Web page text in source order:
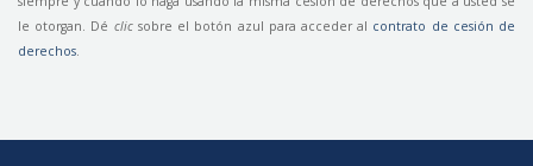
le otorgan. Dé clicsobre el botón azul para acceder al contrato de cesión de
derechos